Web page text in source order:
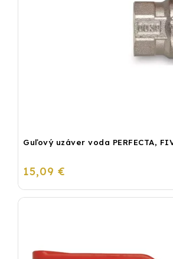
Guľový uzáver voda PERFECTA,
15,09 €